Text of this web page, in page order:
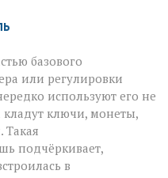
базового
или регулировки
используют его не
ключи, монеты,
подчёркивает,
в